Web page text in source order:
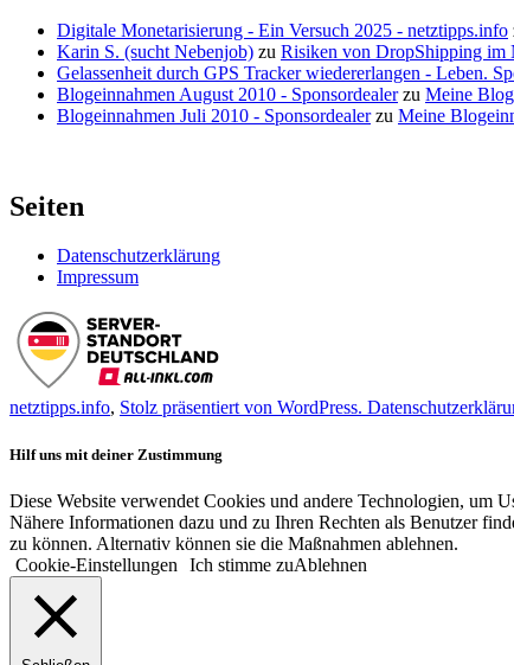
Digitale Monetarisierung - Ein Versuch 2025 - netztipps.info
Karin S. (sucht Nebenjob) zu Risiken von DropShipping im
Gelassenheit durch GPS Tracker wiedererlangen - Leben.
Blogeinnahmen August 2010 - Sponsordealerzu Meine
Blogeinnahmen Juli 2010 - Sponsordealerzu Meine
Seiten
Datenschutzerklärung
Impressum
netztipps.info, Stolz präsentiert von WordPress.
Hilf uns mit deiner Zustimmung
Diese Website verwendet Cookies und andere Technologien, um
Nähere Informationen dazu und zu Ihren Rechten als Benutzer
zu können. Alternativ können sie die Maßnahmen ablehnen.
Cookie-Einstellungen
Ich stimme zuAblehnen